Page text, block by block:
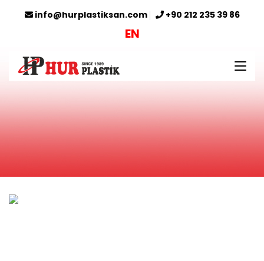
info@hurplastiksan.com +90 212 235 39 86
EN